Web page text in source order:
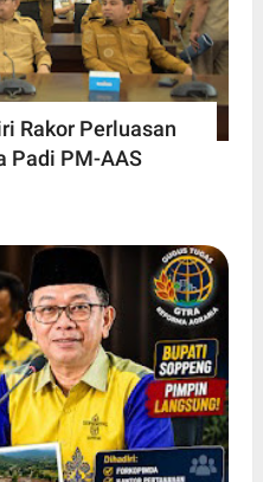
Rakor Perluasan
Padi PM-AAS